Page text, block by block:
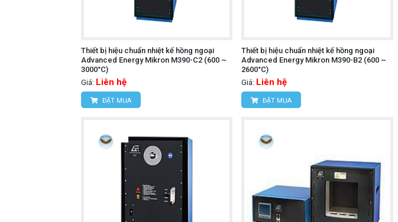
Thiết bị hiệu chuẩn nhiệt kế hồng ngoại
Advanced Energy Mikron M390-C2 (600 ~
3000°C)
Giá: Liên hệ
ĐẶT MUA
Thiết bị hiệu chuẩn nhiệt kế hồng ngoại
Advanced Energy Mikron M390-B2 (600 ~
2600°C)
Giá: Liên hệ
ĐẶT MUA